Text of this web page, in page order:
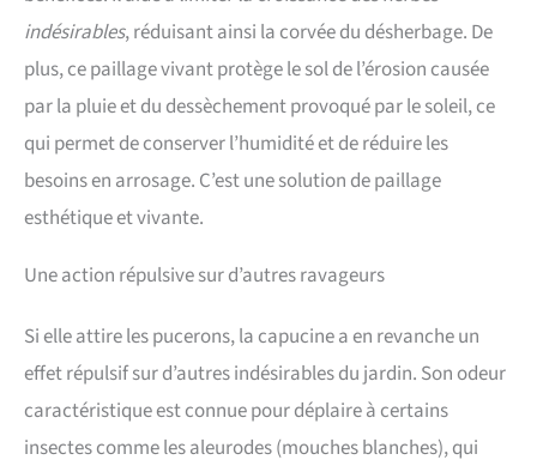
indésirables, réduisant ainsi la corvée du désherbage. De
plus, ce paillage vivant protège le sol de l’érosion causée
par la pluie et du dessèchement provoqué par le soleil, ce
qui permet de conserver l’humidité et de réduire les
besoins en arrosage. C’est une solution de paillage
esthétique et vivante.
Une action répulsive sur d’autres ravageurs
Si elle attire les pucerons, la capucine a en revanche un
effet répulsif sur d’autres indésirables du jardin. Son odeur
caractéristique est connue pour déplaire à certains
insectes comme les aleurodes (mouches blanches), qui